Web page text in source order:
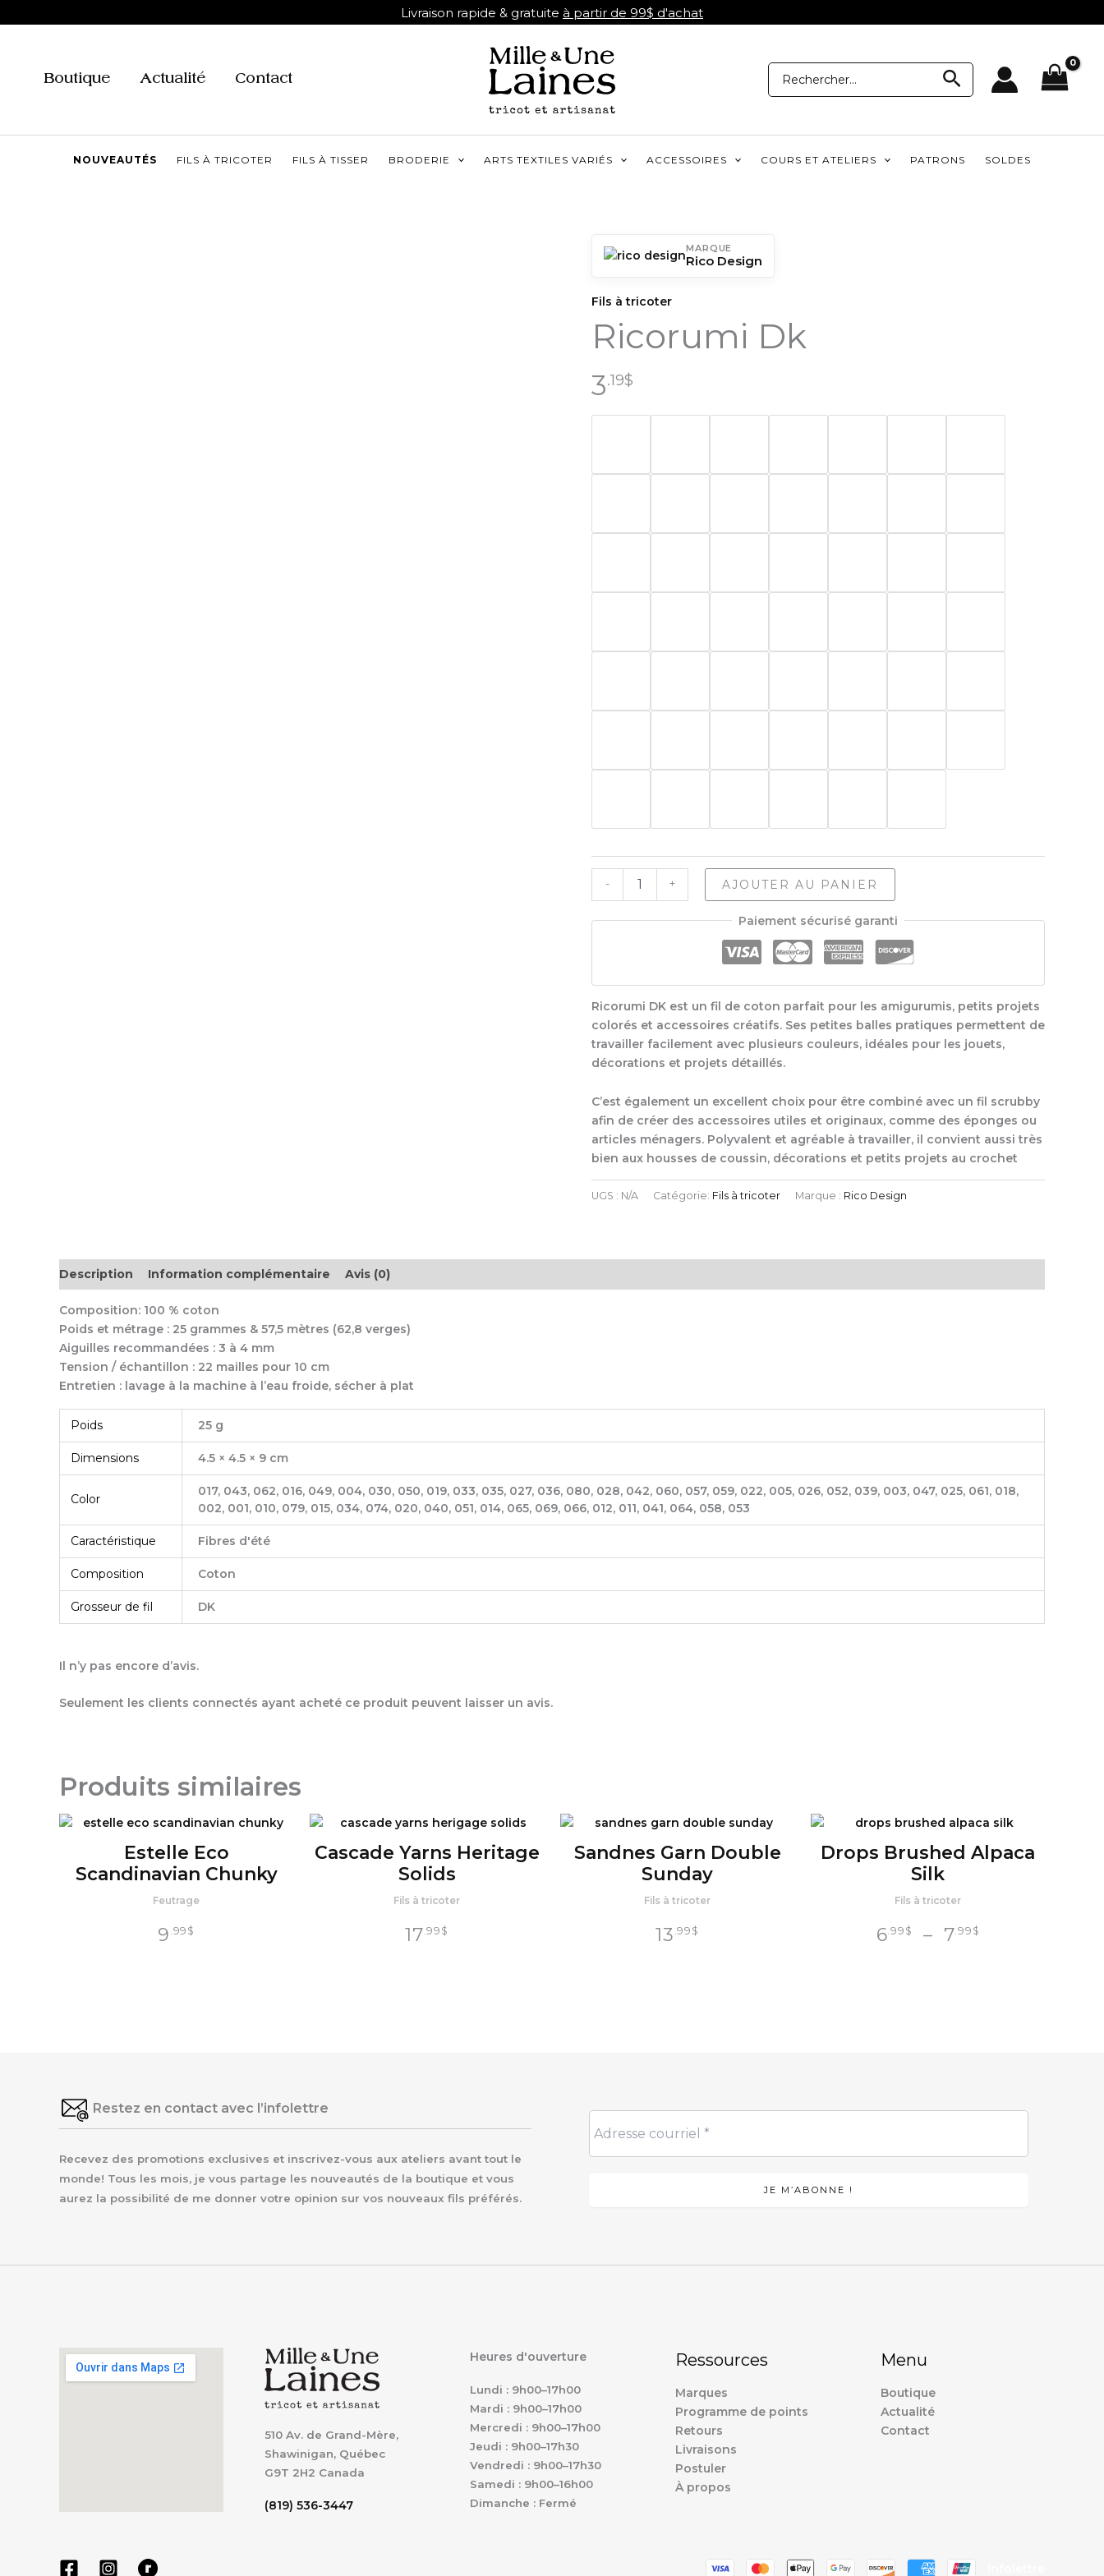
au
Livraison rapide & gratuite à partir de 99$ d'achat
Boutique Actualité Contact
Recherche
pour:
Recherche
NOUVEAUTÉS FILS À TRICOTER FILS À TISSER BRODERIE ARTS TEXTILES VARIÉS ACCESSOIRES COURS ET ATELIERS PATRONS SOLDES
MARQUE
Rico Design
Fils à tricoter
Ricorumi Dk
3.19$
-
quantité
Dk
+ AJOUTER AU PANIER
Paiement sécurisé garanti
Ricorumi DK est un fil de coton parfait pour les amigurumis, petits projets
colorés et accessoires créatifs. Ses petites balles pratiques permettent de
travailler facilement avec plusieurs couleurs, idéales pour les jouets,
décorations et projets détaillés.
C’est également un excellent choix pour être combiné avec un fil scrubby
afin de créer des accessoires utiles et originaux, comme des éponges ou
articles ménagers. Polyvalent et agréable à travailler, il convient aussi très
bien aux housses de coussin, décorations et petits projets au crochet
UGS : N/A Catégorie: Fils à tricoter Marque : Rico Design
Description Information complémentaire Avis (0)
Composition: 100 % coton
Poids et métrage : 25 grammes & 57,5 mètres (62,8 verges)
Aiguilles recommandées : 3 à 4 mm
Tension / échantillon : 22 mailles pour 10 cm
Entretien : lavage à la machine à l’eau froide, sécher à plat
Poids 25 g
Dimensions 4.5 × 4.5 × 9 cm
Color
017, 043, 062, 016, 049, 004, 030, 050, 019, 033, 035, 027, 036, 080, 028, 042, 060, 057, 059, 022, 005, 026, 052, 039, 003, 047, 025, 061, 018,
002, 001, 010, 079, 015, 034, 074, 020, 040, 051, 014, 065, 069, 066, 012, 011, 041, 064, 058, 053
Caractéristique Fibres d'été
Composition Coton
Grosseur de fil DK
Il n’y pas encore d’avis.
Seulement les clients connectés ayant acheté ce produit peuvent laisser un avis.
Produits similaires
Estelle Eco
Scandinavian Chunky
Feutrage
9 .99 $
Cascade Yarns Heritage
Solids
Fils à tricoter
17 .99 $
Sandnes Garn Double
Sunday
Fils à tricoter
13 .99 $
Drops Brushed Alpaca
Silk
Fils à tricoter
6 .99 $ – 7 .99 $
Restez en contact avec l’infolettre
Recevez des promotions exclusives et inscrivez-vous aux ateliers avant tout le
monde! Tous les mois, je vous partage les nouveautés de la boutique et vous
aurez la possibilité de me donner votre opinion sur vos nouveaux fils préférés.
510 Av. de Grand-Mère,
Shawinigan, Québec
G9T 2H2 Canada
(819) 536-3447
Heures d'ouverture
Lundi : 9h00–17h00
Mardi : 9h00–17h00
Mercredi : 9h00–17h00
Jeudi : 9h00–17h30
Vendredi : 9h00–17h30
Samedi : 9h00–16h00
Dimanche : Fermé
Ressources
Marques
Programme de points
Retours
Livraisons
Postuler
À propos
Menu
Boutique
Actualité
Contact